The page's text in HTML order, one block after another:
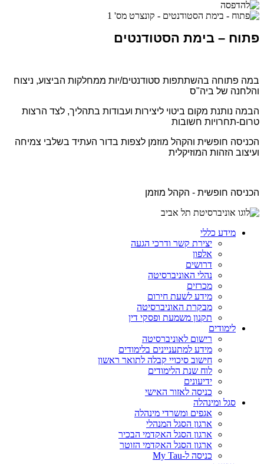
פתוח – בימת הסטודנטים
במה פתוחה בהשתתפות סטודנטים/יות ממחלקות הביצוע, ניצוח
והלחנה של ביה"ס
הבמה נותנת מקום ביטוי ליצירות ועבודות בתהליך, לצד הרצות
טרום-תחרויות חשובות
הכניסה חופשית והקהל מוזמן לצפות בדור העתיד בשלבי צמיחה
ועיצוב הזהות המוזיקלית
הכניסה חופשית - הקהל מוזמן
מידע כללי
יצירת קשר ודרכי הגעה
אלפון
דרושים
נהלי האוניברסיטה
מכרזים
מידע לשעת חירום
מבקרת האוניברסיטה
תקנון משמעת ופסקי דין
לימודים
רישום לאוניברסיטה
מידע למתעניינים בלימודים
חישוב סיכויי קבלה לתואר ראשון
לוח שנת הלימודים
ידיעונים
כניסה לאזור האישי
סגל ומינהלה
אגפים ומשרדי מינהלה
ארגון הסגל המנהלי
ארגון הסגל האקדמי הבכיר
ארגון הסגל האקדמי הזוטר
כניסה ל-My Tau